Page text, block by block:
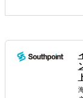
「海外展開
外展開を成功
国家資格者
たらさよう
採択可能性
もしっかり
属するジャ